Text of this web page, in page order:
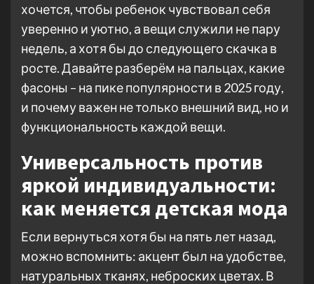
хочется, чтобы ребенок чувствовал себя
уверенно и уютно, а вещи служили не пару
недель, а хотя бы до следующего скачка в
росте. Давайте разберём на пальцах, какие
фасоны – на пике популярности в 2025 году,
и почему важен не только внешний вид, но и
функциональность каждой вещи.
Универсальность против
яркой индивидуальности:
как меняется детская мода
Если вернуться хотя бы на пять лет назад,
можно вспомнить: акцент был на удобстве,
натуральных тканях, неброских цветах. В